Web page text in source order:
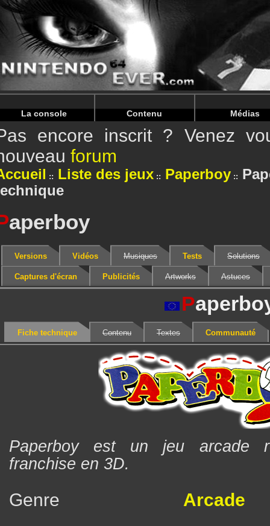
Warning: Undefined array key "HTTP_REFERER" in /
Warning: Undefined array key "HTTP_REFERER" in /
La console Contenu Médias
encore inscrit ? Venez
forum
Liste des jeux Paperboy
aperboy
Versions Vidéos Musiques Tests Solutions
Captures d'écran Publicités Artworks Astuces
P
Fiche technique Contenu Textes Communauté
Paperboy est un jeu arcade
franchise en 3D.
Genre
Arcade